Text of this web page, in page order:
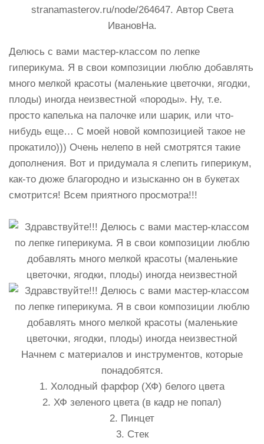
stranamasterov.ru/node/264647. Автор Света
ИвановНа.
Делюсь с вами мастер-классом по лепке
гиперикума. Я в свои композиции люблю добавлять
много мелкой красоты (маленькие цветочки, ягодки,
плоды) иногда неизвестной «породы». Ну, т.е.
просто капелька на палочке или шарик, или что-
нибудь еще… С моей новой композицией такое не
прокатило))) Очень нелепо в ней смотрятся такие
дополнения. Вот и придумала я слепить гиперикум,
как-то дюже благородно и изысканно он в букетах
смотрится! Всем приятного просмотра!!!
Начнем с материалов и инструментов, которые
понадобятся.
1. Холодный фарфор (ХФ) белого цвета
2. ХФ зеленого цвета (в кадр не попал)
2. Пинцет
3. Стек